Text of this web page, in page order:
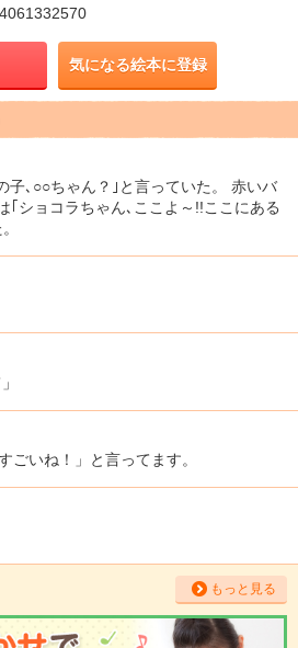
4061332570
気になる絵本に登録
子､○○ちゃん？｣と言っていた。 赤いバ
｢ショコラちゃん､ここよ～!!ここにある
ごいね！」と言ってます。
もっと見る